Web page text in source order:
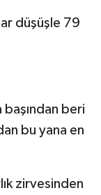
düşüşle 79
beri
bu yana en
zirvesinden